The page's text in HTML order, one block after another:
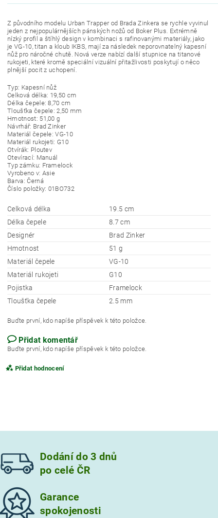
Z původního modelu Urban Trapper od Brada Zinkera se rychle vyvinul
jeden z nejpopulárnějších pánských nožů od Boker Plus. Extrémně
nízký profil a štíhlý design v kombinaci s rafinovanými materiály, jako
je VG-10, titan a kloub IKBS, mají za následek neporovnatelný kapesní
nůž pro náročné chutě. Nová verze nabízí další stupnice na titanové
rukojeti, které kromě speciální vizuální přitažlivosti poskytují o něco
plnější pocit z uchopení.
Typ: Kapesní nůž
Celková délka: 19,50 cm
Délka čepele: 8,70 cm
Tloušťka čepele: 2,50 mm
Hmotnost: 51,00 g
Návrhář: Brad Zinker
Materiál čepele: VG-10
Materiál rukojeti: G10
Otvírák: Ploutev
Otevírací: Manuál
Typ zámku: Framelock
Vyrobeno v: Asie
Barva: Černá
Číslo položky: 01BO732
Celková délka
19.5 cm
Délka čepele
8.7 cm
Designér
Brad Zinker
Hmotnost
51 g
Materiál čepele
VG-10
Materiál rukojeti
G10
Pojistka
Framelock
Tloušťka čepele
2.5 mm
Buďte první, kdo napíše příspěvek k této položce.
Přidat komentář
Buďte první, kdo napíše příspěvek k této položce.
Přidat hodnocení
Dodání do 3 dnů
po celé ČR
Garance
spokojenosti